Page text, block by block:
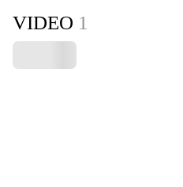
VIDEO 1